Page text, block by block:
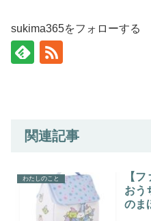
sukima365をフォローする
関連記事
わたしのこと
【
おう
のま